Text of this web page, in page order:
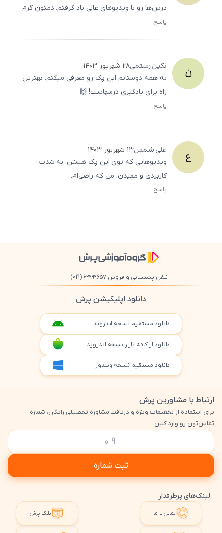
درس‌ها رو با ویدیوهای عالی یاد گرفتم. دمتون گرم
پاسخ
ن نگینرستمی۲۸ شهریور ۱۴۰۳
به همه دوستانم این پک رو معرفی میکنم. بهترین
راه برای یادگیری درسهاست! 🙌
پاسخ
ع علیشمس۱۳ شهریور ۱۴۰۳
ویدیوهایی که توی این پک هستن، به شدت
کاربردی و مفیدن. من که راضی‌ام.
پاسخ
تلفن پشتیبانی و فروش ۶۲۹۹۹۶۵۷ (021)
دانلود اپلیکیشن پرش
دانلود مستقیم نسخه اندروید
دانلود از کافه بازار نسخه اندروید
دانلود مستقیم نسخه ویندوز
ارتباط با مشاورین پرش
برای استفاده از تخفیفات ویژه و دریافت مشاوره تحصیلی رایگان، شماره
تماس‌تون رو وارد کنین
ثبت شماره
لینک‌های پرطرفدار
تماس با ما بلاگ پرش